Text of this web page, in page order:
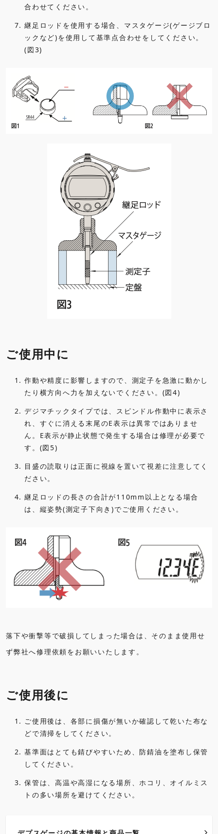
合わせてください。
7. 継足ロッドを使用する場合、マスタゲージ(ゲージブロ
ックなど)を使用して基準点合わせをしてください。
(図3)
ご使用中に
1. 作動や精度に影響しますので、測定子を急激に動かし
たり横方向へ力を加えないでください。(図4)
2. デジマチックタイプでは、スピンドル作動中に表示さ
れ、すぐに消える末尾のE表示は異常ではありませ
ん。E表示が静止状態で発生する場合は修理が必要で
す。(図5)
3. 目盛の読取りは正面に視線を置いて視差に注意してく
ださい。
4. 継足ロッドの長さの合計が110mm以上となる場合
は、縦姿勢(測定子下向き)でご使用ください。
落下や衝撃等で破損してしまった場合は、そのまま使用せ
ず弊社へ修理依頼をお願いいたします。
ご使用後に
1. ご使用後は、各部に損傷が無いか確認して乾いた布な
どで清掃をしてください。
2. 基準面はとても錆びやすいため、防錆油を塗布し保管
してください。
3. 保管は、高温や高湿になる場所、ホコリ、オイルミス
トの多い場所を避けてください。